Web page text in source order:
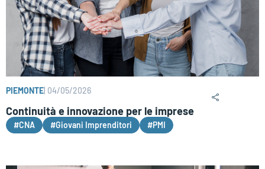
PIEMONTE 04/05/2026
Continuità e innovazione per le imprese
#CNA #Giovani Imprenditori #PMI